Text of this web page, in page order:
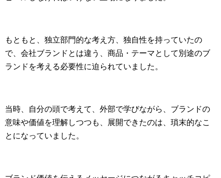
もともと、独立部門的な考え方、独自性を持っていたの
で、会社ブランドとは違う、商品・テーマとして別途のブ
ランドを考える必要性に迫られていました。
当時、自分の頭で考えて、外部で学びながら、ブランドの
意味や価値を理解しつつも、展開できたのは、瑣末的なこ
とになっていました。